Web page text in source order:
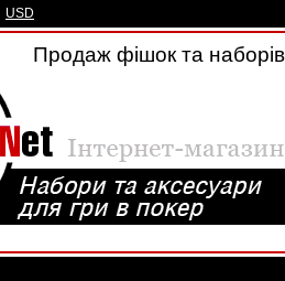
USD
Продаж фішок та